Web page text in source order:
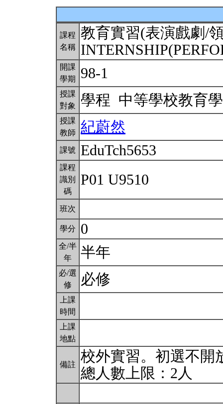
課程
名稱
教育實習(表演戲劇/
開課
學期
98-1
授課
對象
學程 中等學校教育
授課
教師
紀蔚然
課號 EduTch5653
課程
識別
碼
P01 U9510
班次
學分 0
全/半
年
半年
必/選
修
必修
上課
時間
上課
地點
備註
校外實習。初選不開
總人數上限：2人